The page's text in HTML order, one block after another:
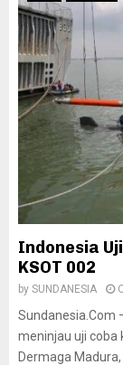
Indonesia
KSOT 002
by SUNDANESIA
Sundanesia.Com
meninjau uji coba
Dermaga Madura,